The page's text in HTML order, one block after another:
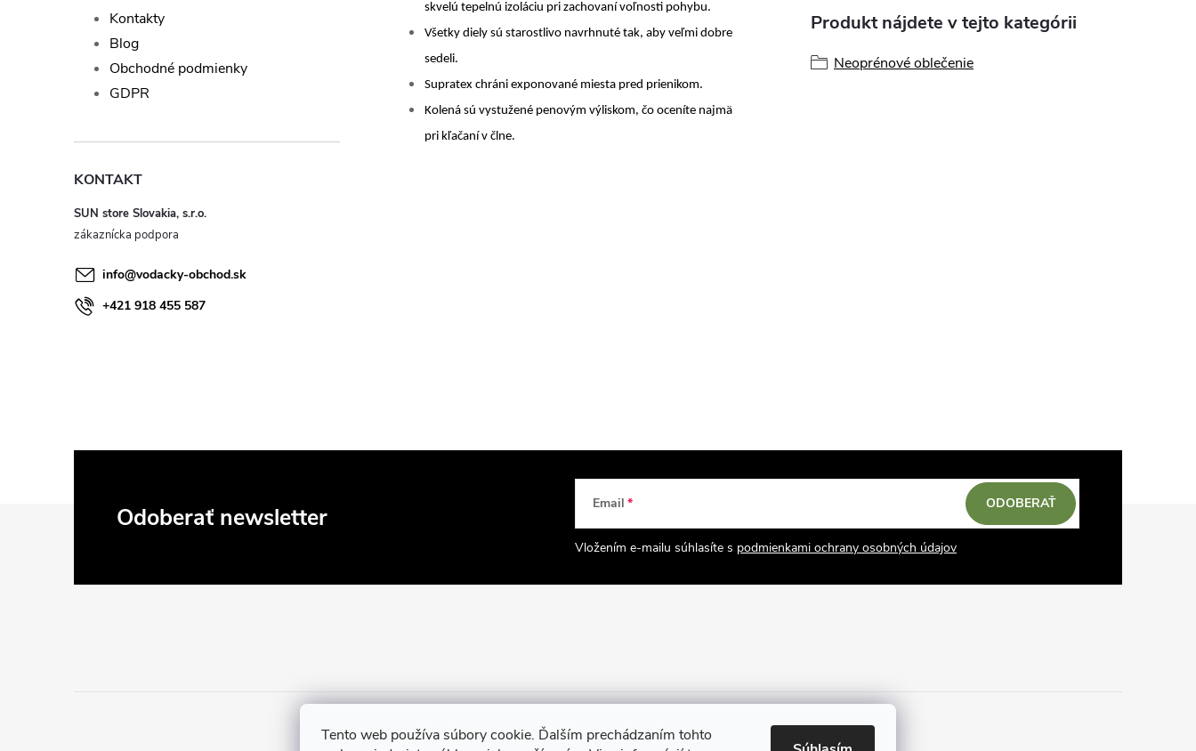
Tento web používa súbory cookie. Ďalším prechádzaním tohto
Kontakty
Blog
Obchodné podmienky
GDPR
KONTAKT
SUN store Slovakia, s.r.o.
info@vodacky-obchod.sk
+421 918 455 587
skvelú tepelnú izoláciu pri zachovaní voľnosti pohybu.
Všetky diely sú starostlivo navrhnuté tak, aby veľmi dobre
sedeli.
Supratex chráni exponované miesta pred prienikom.
Kolená sú vystužené penovým výliskom, čo oceníte najmä
pri kľačaní v člne.
Produkt nájdete v tejto kategórii
Neoprénové oblečenie
Odoberať newsletter Email
Vložením e-mailu súhlasíte s podmienkami ochrany osobných údajov
ODOBERAŤ